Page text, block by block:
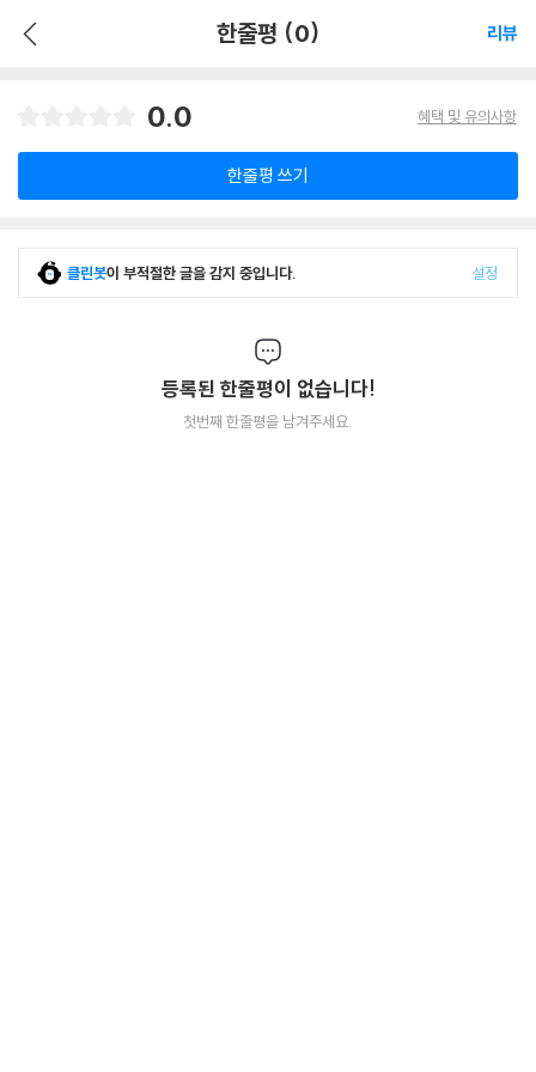
한줄평 (0) 리뷰
0.0 혜택 및 유의사항
한줄평 쓰기
클린봇이 부적절한 글을 감지 중입니다. 설정
등록된 한줄평이 없습니다!
첫번째 한줄평을 남겨주세요.